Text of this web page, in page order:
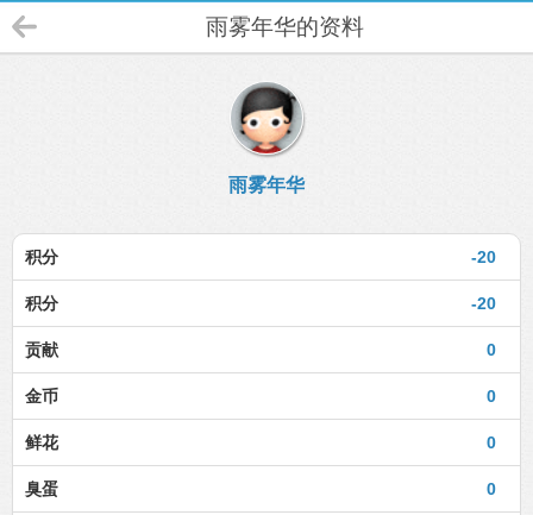
雨雾年华的资料
雨雾年华
-20
积分
-20
积分
0
贡献
0
金币
0
鲜花
0
臭蛋